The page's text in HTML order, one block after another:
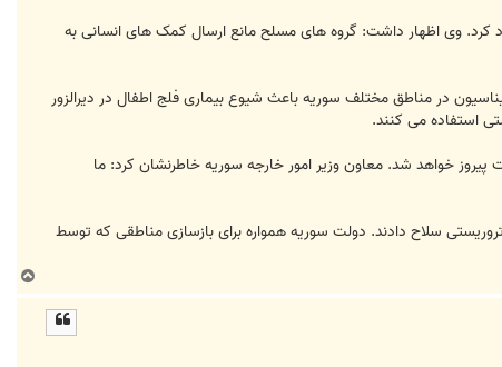
در قبال سوریه و اجازه ورود تروریست ها به اراضی سوریه از 83 کشور جهان انتقاد کرد. وی اظهار داشت: گروه های مسلح مانع ارسال کمک های انسانی به
در مناطق مختلف سوریه باعث شیوع بیماری فلج اطفال در دیرالزور
استفاده می کنند.
پیروز خواهد شد. معاون وزیر امور خارجه سوریه خاطرنشان کرد: ما
سلاح دادند. دولت سوریه همواره برای بازسازی مناطقی که توسط
ا